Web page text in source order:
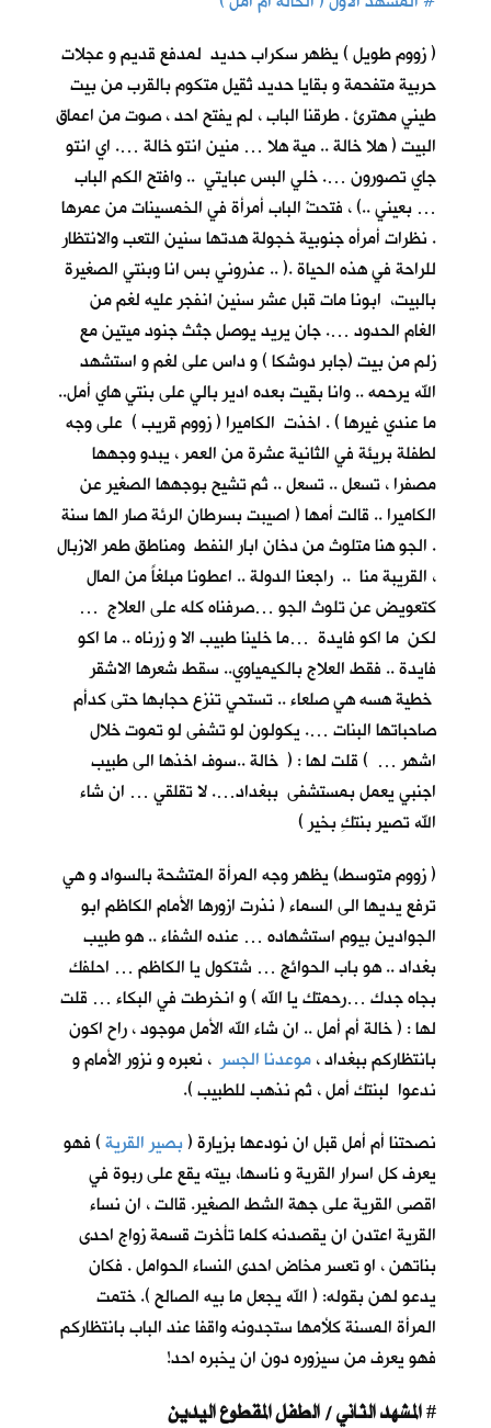
( زووم طويل ) يظهر سكراب حديد لمدفع قديم و عجلات
حربية متفحمة و بقايا حديد ثقيل متكوم بالقرب من بيت
طيني مهترئ . طرقنا الباب ، لم يفتح احد ، صوت من اعماق
البيت ( هلا خالة .. مية هلا … منين انتو خالة …. اي انتو
جاي تصورون …. خلي البس عبايتي .. وافتح الكم الباب
… بعيني ..) ، فتحتْ الباب أمرأة في الخمسينات من عمرها
. نظرات أمرأه جنوبية خجولة هدتها سنين التعب والانتظار
للراحة في هذه الحياة .( .. عذروني بس انا وبنتي الصغيرة
بالبيت، ابونا مات قبل عشر سنين انفجر عليه لغم من
الغام الحدود …. جان يريد يوصل جثث جنود ميتين مع
زلم من بيت (جابر دوشكا ) و داس على لغم و استشهد
الله يرحمه .. وانا بقيت بعده ادير بالي على بنتي هاي أمل..
ما عندي غيرها ) . اخذت الكاميرا ( زووم قريب ) على وجه
لطفلة بريئة في الثانية عشرة من العمر ، يبدو وجهها
مصفرا ، تسعل .. تسعل .. ثم تشيح بوجهها الصغير عن
الكاميرا .. قالت أمها ( اصيبت بسرطان الرئة صار الها سنة
. الجو هنا متلوث من دخان ابار النفط ومناطق طمر الازبال
، القريبة منا .. راجعنا الدولة .. اعطونا مبلغاً من المال
كتعويض عن تلوث الجو …صرفناه كله على العلاج …
لكن ما اكو فايدة …ما خلينا طبيب الا و زرناه .. ما اكو
فايدة .. فقط العلاج بالكيمياوي.. سقط شعرها الاشقر
خطية هسه هي صلعاء .. تستحي تنزع حجابها حتى كدأم
صاحباتها البنات …. يكولون لو تشفى لو تموت خلال
اشهر … ) قلت لها : ( خالة ..سوف اخذها الى طبيب
اجنبي يعمل بمستشفى ببغداد…. لا تقلقي … ان شاء
الله تصير بنتكِ بخير )
( زووم متوسط) يظهر وجه المرأة المتشحة بالسواد و هي
ترفع يديها الى السماء ( نذرت ازورها الأمام الكاظم ابو
الجوادين بيوم استشهاده … عنده الشفاء .. هو طبيب
بغداد .. هو باب الحوائج … شتكول يا الكاظم … احلفك
بجاه جدك …رحمتك يا الله ) و انخرطت في البكاء … قلت
لها : ( خالة أم أمل .. ان شاء الله الأمل موجود ، راح اكون
بانتظاركم ببغداد ،موعدنا الجسر ، نعبره و نزور الأمام و
ندعوا لبنتك أمل ، ثم نذهب للطبيب ).
نصحتنا أم أمل قبل ان نودعها بزيارة (بصير القرية) فهو
يعرف كل اسرار القرية و ناسها، بيته يقع على ربوة في
اقصى القرية على جهة الشط الصغير. قالت ، ان نساء
القرية اعتدن ان يقصدنه كلما تأخرت قسمة زواج احدى
بناتهن ، او تعسر مخاض احدى النساء الحوامل . فكان
يدعو لهن بقوله: ( الله يجعل ما بيه الصالح ). ختمت
المرأة المسنة كلأمها ستجدونه واقفا عند الباب بانتظاركم
فهو يعرف من سيزوره دون ان يخبره احد!
# المشهد الثاني / الطفل المقطوع اليدين